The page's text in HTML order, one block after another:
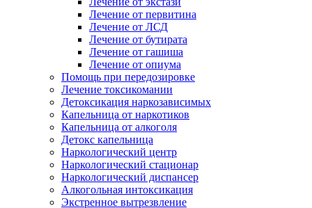
Лечение от первитина
Лечение от ЛСД
Лечение от бутирата
Лечение от гашиша
Лечение от опиума
Помощь при передозировке
Лечение токсикомании
Детоксикация наркозависимых
Капельница от наркотиков
Капельница от алкоголя
Детокс капельница
Наркологический центр
Наркологический стационар
Наркологический диспансер
Алкогольная интоксикация
Экстренное вытрезвление